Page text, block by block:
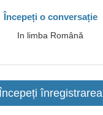
Începeți o conversație
In limba Română
Începeți înregistrarea